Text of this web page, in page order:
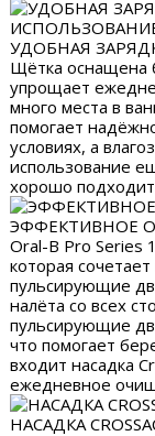
УДОБНАЯ
Щётка оснащена
упрощает
много места в
помогает
условиях, а
использование
хорошо
ЭФФЕКТИВНОЕ
Oral-B Pro Series
которая
пульсирующие
налёта со всех
пульсирующие
что помогает
входит насадка
ежедневное
НАСАДКА